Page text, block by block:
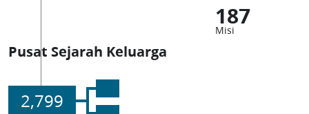
187
Misi
Pusat Sejarah Keluarga
2,799